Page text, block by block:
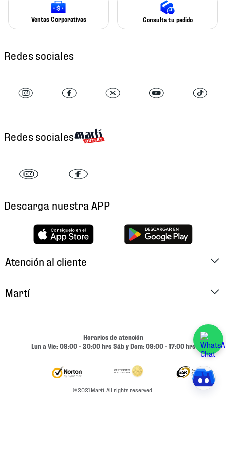
Ventas Corporativas Consulta tu pedido
Redes sociales
Redes sociales
Descarga nuestra APP
Atención al cliente
Cambios y Devoluciones
Condiciones de Entrega
Martí
Términos y Condiciones
Horarios de atención
Lun a Vie: 08:00 - 20:00 hrs Sáb y Dom: 09:00 - 17:00 hrs
© 2021 Martí. All rights reserved.